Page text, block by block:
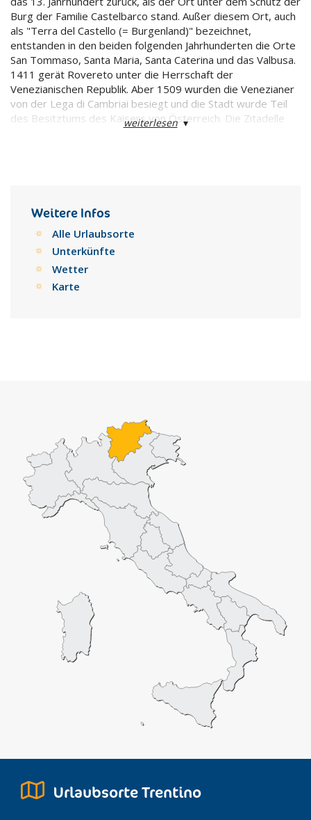
Burg der Familie Castelbarco stand. Außer diesem Ort, auch
als "Terra del Castello (= Burgenland)" bezeichnet,
entstanden in den beiden folgenden Jahrhunderten die Orte
San Tommaso, Santa Maria, Santa Caterina und das Valbusa.
1411 gerät Rovereto unter die Herrschaft der
Venezianischen Republik. Aber 1509 wurden die Venezianer
von der Lega di Cambriai besiegt und die Stadt wurde Teil
des Besitztums des Kaisers von Österreich. Die Zitadelle
gewinnt nach und nach das Aussehen einer Wohnsiedlung,
aufgrund der Etsch auch als Verkehrsweg.
im 18. Jahrhundert erlebt. Mit dem wirtschaftlichen
Aufschwung ist auch der auf künstlerischer und der
intellektueller Ebene verbunden, vertreten durch
Persönlichkeiten wie Tartarotti, Vannetti, Rosmini,
weiterlesen▾
Weitere Infos
Alle Urlaubsorte
Unterkünfte
Wetter
Karte
Urlaubsorte Trentino